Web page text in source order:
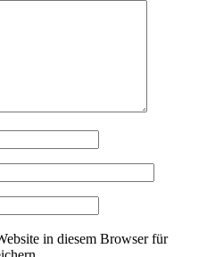
in diesem Browser für